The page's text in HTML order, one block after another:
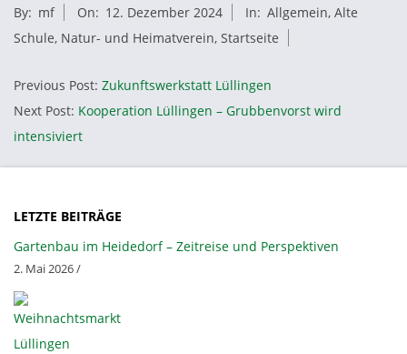
12-
12
By: mf On: 12. Dezember 2024 In: Allgemein, Alte
Schule, Natur- und Heimatverein, Startseite
Previous Post: Zukunftswerkstatt Lüllingen
Next Post: Kooperation Lüllingen – Grubbenvorst wird
intensiviert
LETZTE BEITRÄGE
Gartenbau im Heidedorf – Zeitreise und Perspektiven
2. Mai 2026 /